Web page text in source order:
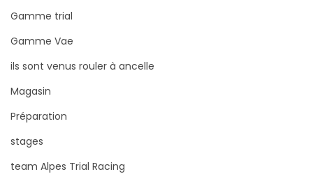
Gamme trial
Gamme Vae
ils sont venus rouler à ancelle
Magasin
Préparation
stages
team Alpes Trial Racing